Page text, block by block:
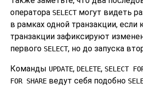
оператора SELECTмогут видеть
в рамках одной транзакции, если
транзакции зафиксируют
первого SELECT, но до запуска
Команды UPDATE, DELETE, SELECT
FOR SHARE ведут себя подобно